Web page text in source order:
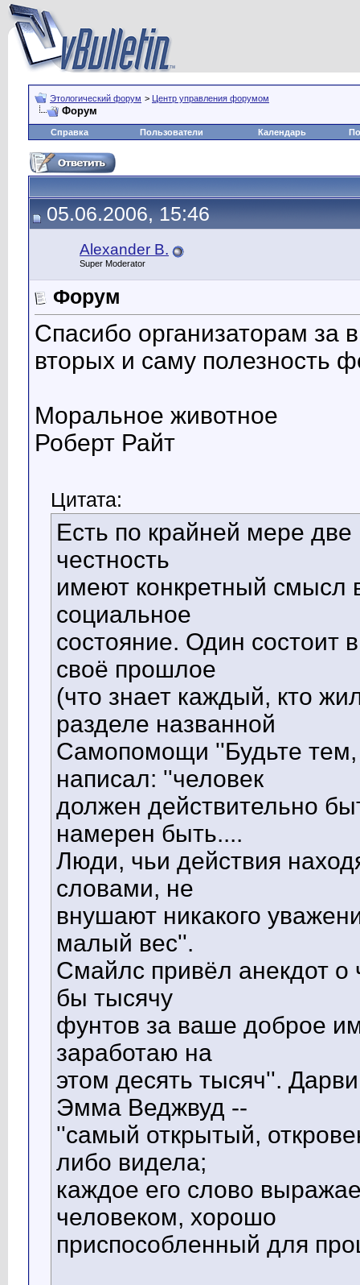
Этологический форум > Центр управления форумом
Форум
Справка Пользователи Календарь
05.06.2006, 15:46
Alexander B.
Super Moderator
Форум
Спасибо организаторам за
вторых и саму полезность
Моральное животное
Роберт Райт
Цитата:
Есть по крайней мере
честность
имеют конкретный смысл
социальное
состояние. Один состоит
своё прошлое
(что знает каждый, кто
разделе названной
Самопомощи ''Будьте
написал: ''человек
должен действительно
намерен быть....
Люди, чьи действия
словами, не
внушают никакого
малый вес''.
Смайлс привёл анекдот о
бы тысячу
фунтов за ваше доброе
заработаю на
этом десять тысяч''.
Эмма Веджвуд --
''самый открытый,
либо видела;
каждое его слово
человеком, хорошо
приспособленный для